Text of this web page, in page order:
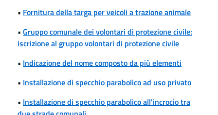
• Fornitura della targa per veicoli a trazione animale
• Gruppo comunale dei volontari di protezione civile:
iscrizione al gruppo volontari di protezione civile
• Indicazione del nome composto da più elementi
• Installazione di specchio parabolico ad uso privato
• Installazione di specchio parabolico all'incrocio tra